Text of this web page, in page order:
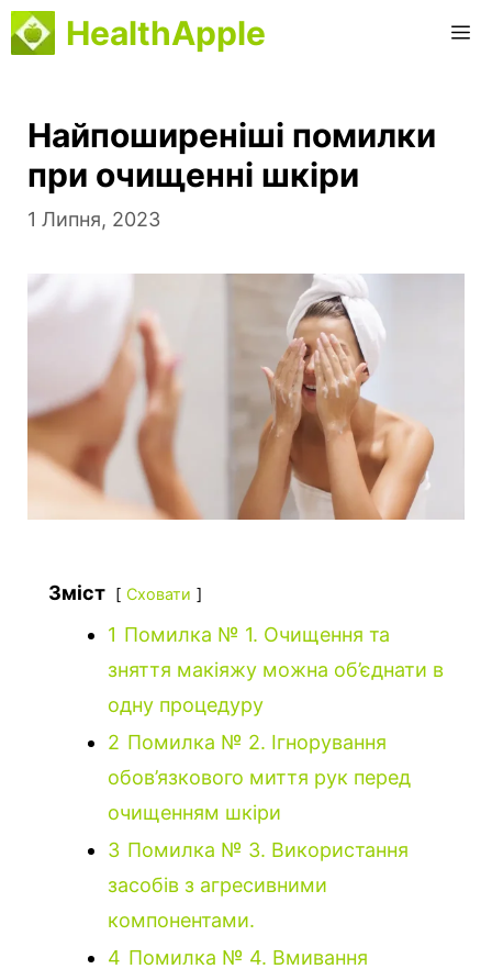
Перейти
до
HealthApple
Найпоширеніші помилки
при очищенні шкіри
1 Липня, 2023
Зміст Сховати
1 Помилка № 1. Очищення та
зняття макіяжу можна об’єднати в
одну процедуру
2 Помилка № 2. Ігнорування
обов’язкового миття рук перед
очищенням шкіри
3 Помилка № 3. Використання
засобів з агресивними
компонентами.
4 Помилка № 4. Вмивання